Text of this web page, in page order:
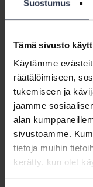
Suostumus
Tämä sivusto
Käytämme
räätälöimiseen,
tukemiseen ja
jaamme
alan
sivustoamme.
tietoja muihin
kerätty, kun olet
Vastuullisen
isännöinnin
kysymykset,
excel
(lisäpalvelu)
LADATTAVAT
Pohdi
noudatatte
Sisältö: